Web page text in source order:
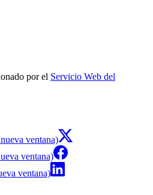
por el Servicio Web del
ventana)
ventana)
ventana)